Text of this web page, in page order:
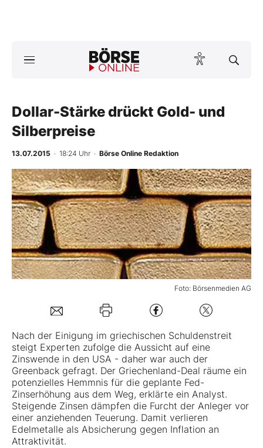
ktuelle Ausgabe BÖRSE ONLINE lesen
News
Anlageprodukte
Finanz-Check
Abo & Shop
BO-Musterdepots
Experten
Folgen Sie uns
Kontakt
Dollar-Stärke drückt Gold- und
Silberpreise
13.07.2015 · 18:24 Uhr · Börse Online Redaktion
Foto: Börsenmedien AG
-
Nach der Einigung im griechischen Schuldenstreit
steigt Experten zufolge die Aussicht auf eine
Zinswende in den USA - daher war auch der
Greenback gefragt. Der Griechenland-Deal räume ein
potenzielles Hemmnis für die geplante Fed-
Zinserhöhung aus dem Weg, erklärte ein Analyst.
Steigende Zinsen dämpfen die Furcht der Anleger vor
einer anziehenden Teuerung. Damit verlieren
Edelmetalle als Absicherung gegen Inflation an
Attraktivität.